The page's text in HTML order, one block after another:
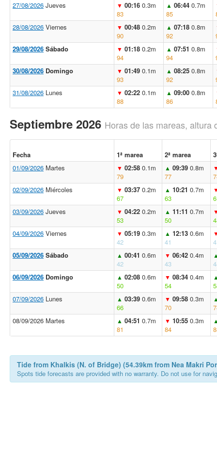
27/08/2026 Jueves ▼ 00:16 0.3m
83
▲ 06:44 0.7m
85
28/08/2026 Viernes ▼ 00:48 0.2m
90
▲ 07:18 0.8m
92
29/08/2026 Sábado ▼ 01:18 0.2m
94
▲ 07:51 0.8m
94
30/08/2026 Domingo ▼ 01:49 0.1m
93
▲ 08:25 0.8m
92
31/08/2026 Lunes ▼ 02:22 0.1m
88
▲ 09:00 0.8m
86
Septiembre 2026 Horas de las mareas, altura
Fecha 1ª marea 2ª marea
01/09/2026 Martes ▼ 02:58 0.1m
79
▲ 09:39 0.8m
77
02/09/2026 Miércoles ▼ 03:37 0.2m
67
▲ 10:21 0.7m
63
03/09/2026 Jueves ▼ 04:22 0.2m
53
▲ 11:11 0.7m
50
04/09/2026 Viernes ▼ 05:19 0.3m
42
▲ 12:13 0.6m
41
05/09/2026 Sábado ▲ 00:41 0.6m
42
▼ 06:42 0.4m
43
06/09/2026 Domingo ▲ 02:08 0.6m
50
▼ 08:34 0.4m
54
07/09/2026 Lunes ▲ 03:39 0.6m
66
▼ 09:58 0.3m
70
08/09/2026 Martes
▲ 04:51 0.7m
81
▼ 10:55 0.3m
84
Tide from Khalkis (N. of Bridge) (54.39km from Nea Makri
Spots tide forecasts are provided with no warranty. Do not use for